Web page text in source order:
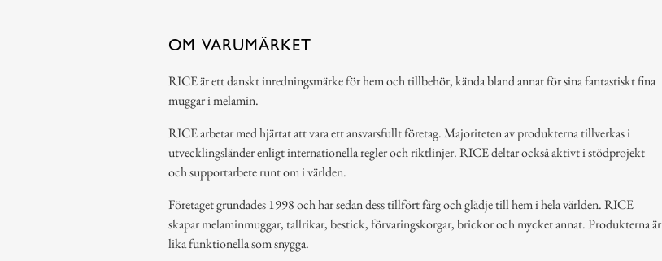
OM VARUMÄRKET
RICE är ett danskt inredningsmärke för hem och tillbehör, kända bland annat för sina fantastiskt fina
muggar i melamin.
RICE arbetar med hjärtat att vara ett ansvarsfullt företag. Majoriteten av produkterna tillverkas i
utvecklingsländer enligt internationella regler och riktlinjer. RICE deltar också aktivt i stödprojekt
och supportarbete runt om i världen.
Företaget grundades 1998 och har sedan dess tillfört färg och glädje till hem i hela världen. RICE
skapar melaminmuggar, tallrikar, bestick, förvaringskorgar, brickor och mycket annat. Produkterna är
lika funktionella som snygga.